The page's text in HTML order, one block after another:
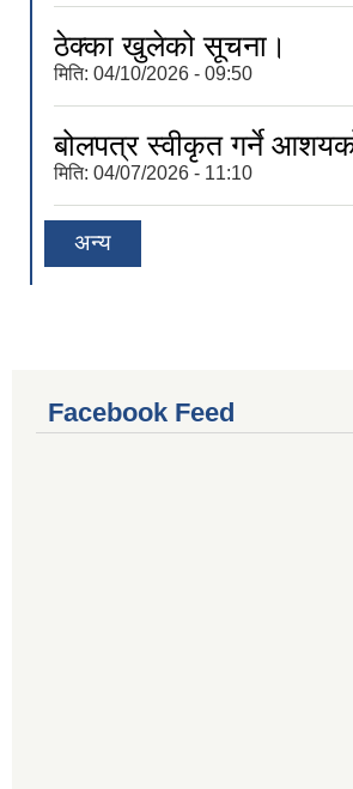
ठेक्का खुलेको सूचना।
मिति: 04/10/2026 - 09:50
बोलपत्र स्वीकृत गर्ने
मिति: 04/07/2026 - 11:10
अन्य
Facebook Feed